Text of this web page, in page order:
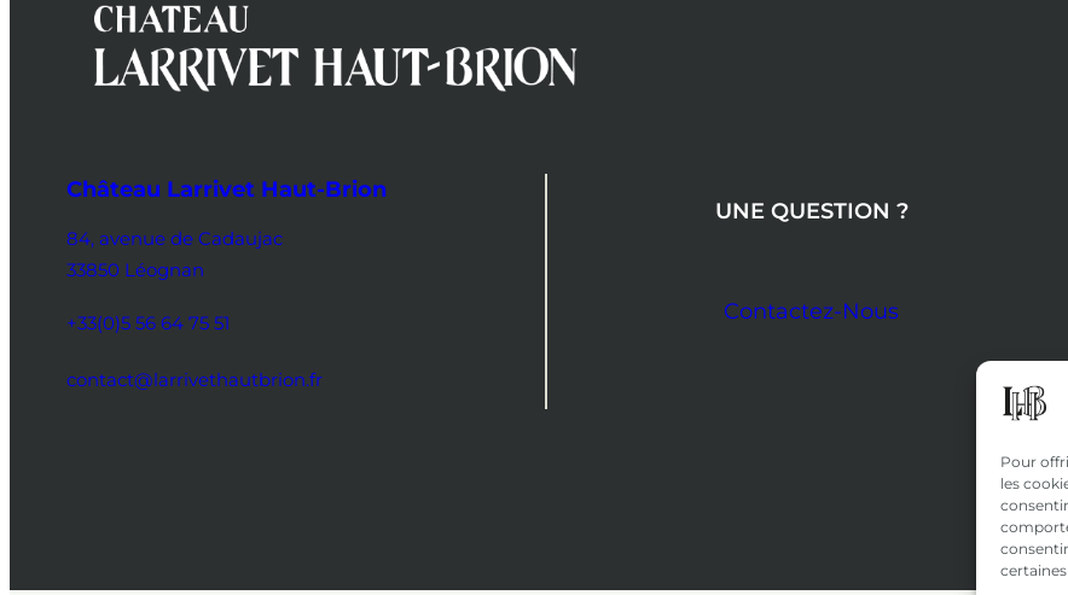
Pour
les
Château Larrivet Haut-Brion
84, avenue de Cadaujac
33850 Léognan
+33(0)5 56 64 75 51
contact@larrivethautbrion.fr
UNE QUESTION ?
Contactez-Nous